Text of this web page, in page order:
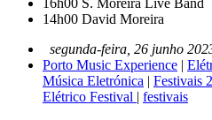
16h00 S. Moreira Live Band
14h00 David Moreira
segunda-feira, 26 junho
Porto Music Experience |
Música Eletrónica | Festivais
Elétrico Festival | festivais